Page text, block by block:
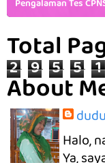
Total
2 9 5 5 1
About
Halo,